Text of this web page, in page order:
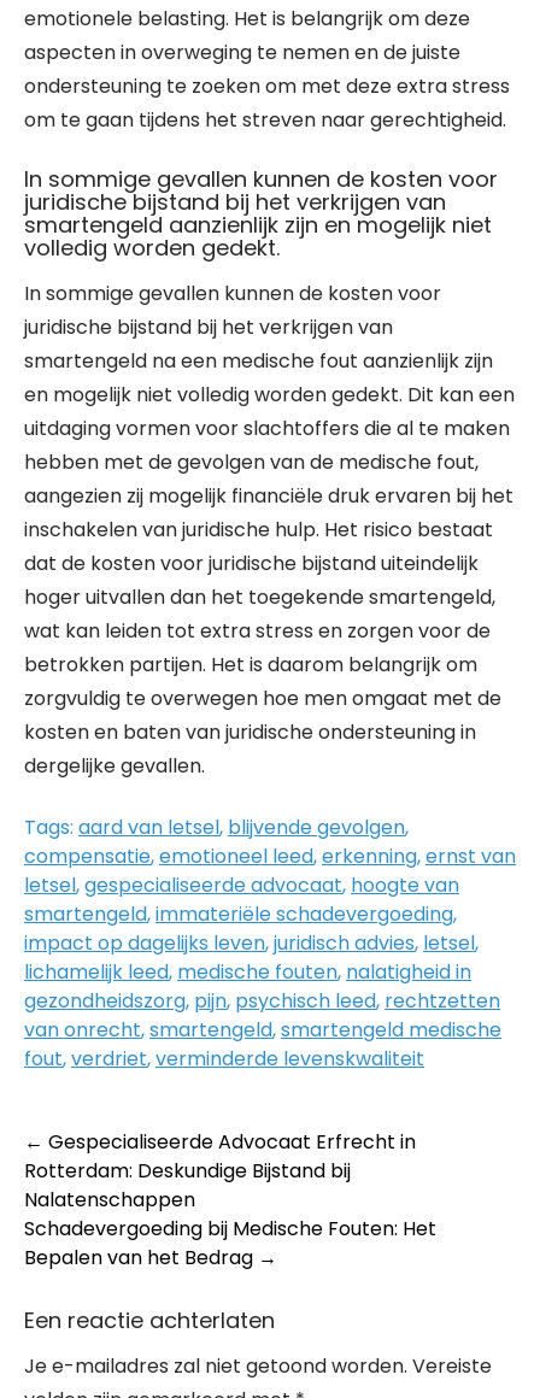
emotionele belasting. Het is belangrijk om deze
aspecten in overweging te nemen en de juiste
ondersteuning te zoeken om met deze extra stress
om te gaan tijdens het streven naar gerechtigheid.
In sommige gevallen kunnen de kosten voor
juridische bijstand bij het verkrijgen van
smartengeld aanzienlijk zijn en mogelijk niet
volledig worden gedekt.
In sommige gevallen kunnen de kosten voor
juridische bijstand bij het verkrijgen van
smartengeld na een medische fout aanzienlijk zijn
en mogelijk niet volledig worden gedekt. Dit kan een
uitdaging vormen voor slachtoffers die al te maken
hebben met de gevolgen van de medische fout,
aangezien zij mogelijk financiële druk ervaren bij het
inschakelen van juridische hulp. Het risico bestaat
dat de kosten voor juridische bijstand uiteindelijk
hoger uitvallen dan het toegekende smartengeld,
wat kan leiden tot extra stress en zorgen voor de
betrokken partijen. Het is daarom belangrijk om
zorgvuldig te overwegen hoe men omgaat met de
kosten en baten van juridische ondersteuning in
dergelijke gevallen.
Tags: aard van letsel, blijvende gevolgen,
compensatie,emotioneel leed,erkenning,ernst van
letsel,gespecialiseerde advocaat, hoogte van
smartengeld,immateriële schadevergoeding,
impact op dagelijks leven,juridisch advies, letsel,
lichamelijk leed, medische fouten, nalatigheid in
gezondheidszorg, pijn, psychisch leed, rechtzetten
van onrecht,smartengeld,smartengeld medische
fout,verdriet,verminderde levenskwaliteit
Post
navigation
← Gespecialiseerde Advocaat Erfrecht in
Rotterdam: Deskundige Bijstand bij
Nalatenschappen
Schadevergoeding bij Medische Fouten: Het
Bepalen van het Bedrag →
Een reactie achterlaten
Je e-mailadres zal niet getoond worden. Vereiste